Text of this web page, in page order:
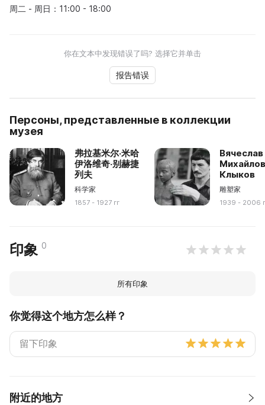
周二 - 周日：11:00 - 18:00
你在文本中发现错误了吗? 选择它并单击
报告错误
Персоны, представленные в коллекции
музея
弗拉基米尔·米哈
伊洛维奇·别赫捷
列夫
科学家
1857 - 1927 гг
Вячеслав
Клыков
雕塑家
1939 - 2006
印象 0
所有印象
你觉得这个地方怎么样？
附近的地方